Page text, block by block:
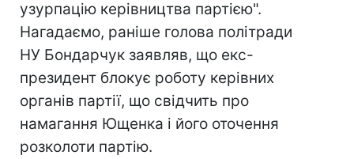
узурпацію керівництва партією".
Нагадаємо, раніше голова політради
НУ Бондарчук заявляв, що екс-
президент блокує роботу керівних
органів партії, що свідчить про
намагання Ющенка і його оточення
розколоти партію.